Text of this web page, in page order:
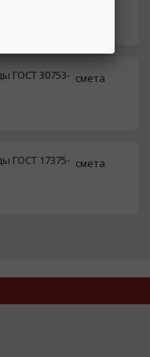
ГОСТ 30753- смета
ГОСТ 17375- смета